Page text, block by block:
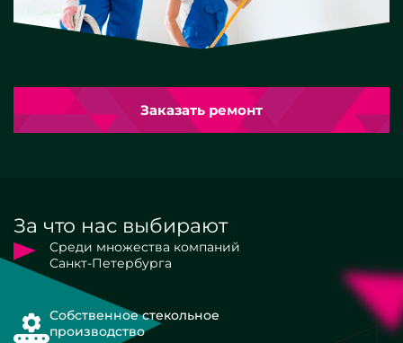
Заказать ремонт
За что нас выбирают
Среди множества компаний
Санкт-Петербурга
Собственное стекольное
производство